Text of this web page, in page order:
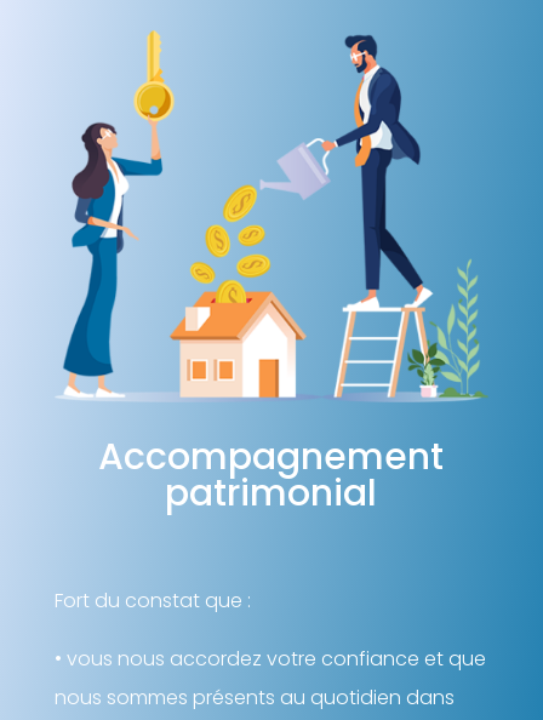
Accompagnement
patrimonial
Fort du constat que :
• vous nous accordez votre confiance et que
nous sommes présents au quotidien dans